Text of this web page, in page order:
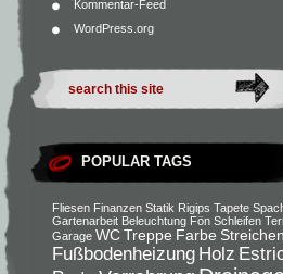
Kommentar-Feed
WordPress.org
POPULAR TAGS
Fliesen Finanzen Statik Rigips Tapete
Gartenarbeit Beleuchtung Fön Schleifen
Garage WC Treppe Farbe Streichen
Fußbodenheizung Holz